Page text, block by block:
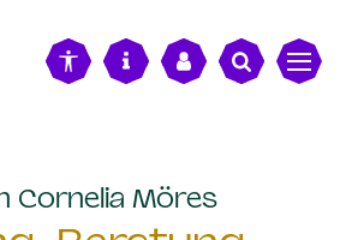
Cornelia Möres: